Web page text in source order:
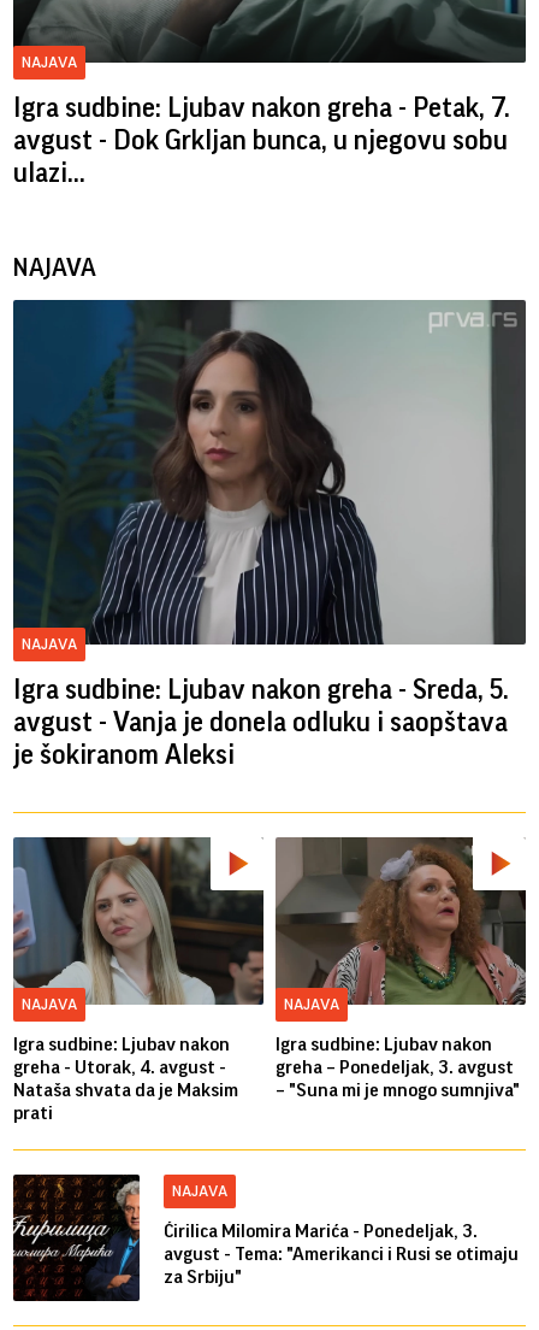
NAJAVA
Igra sudbine: Ljubav nakon greha - Petak, 7.
avgust - Dok Grkljan bunca, u njegovu sobu
ulazi...
NAJAVA
NAJAVA
Igra sudbine: Ljubav nakon greha - Sreda, 5.
avgust - Vanja je donela odluku i saopštava
je šokiranom Aleksi
NAJAVA
Igra sudbine: Ljubav nakon
greha - Utorak, 4. avgust -
Nataša shvata da je Maksim
prati
NAJAVA
Igra sudbine: Ljubav nakon
greha – Ponedeljak, 3. avgust
– "Suna mi je mnogo sumnjiva"
NAJAVA
Ćirilica Milomira Marića - Ponedeljak, 3.
avgust - Tema: "Amerikanci i Rusi se otimaju
za Srbiju"